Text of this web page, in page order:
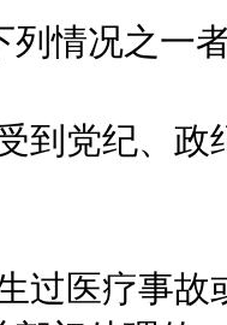
情况之一者
党纪、政
医疗事故